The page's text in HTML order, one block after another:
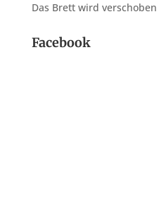
Das Brett wird verschoben
Facebook